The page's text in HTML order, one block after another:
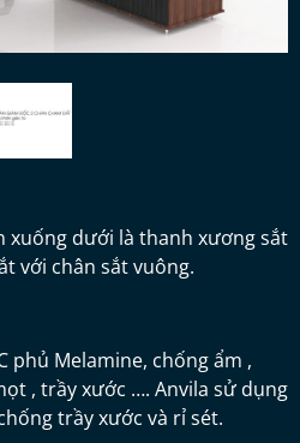
xuống dưới là thanh xương sắt
với chân sắt vuông.
phủ Melamine, chống ẩm ,
, trầy xước …. Anvila sử dụng
trầy xước và rỉ sét.